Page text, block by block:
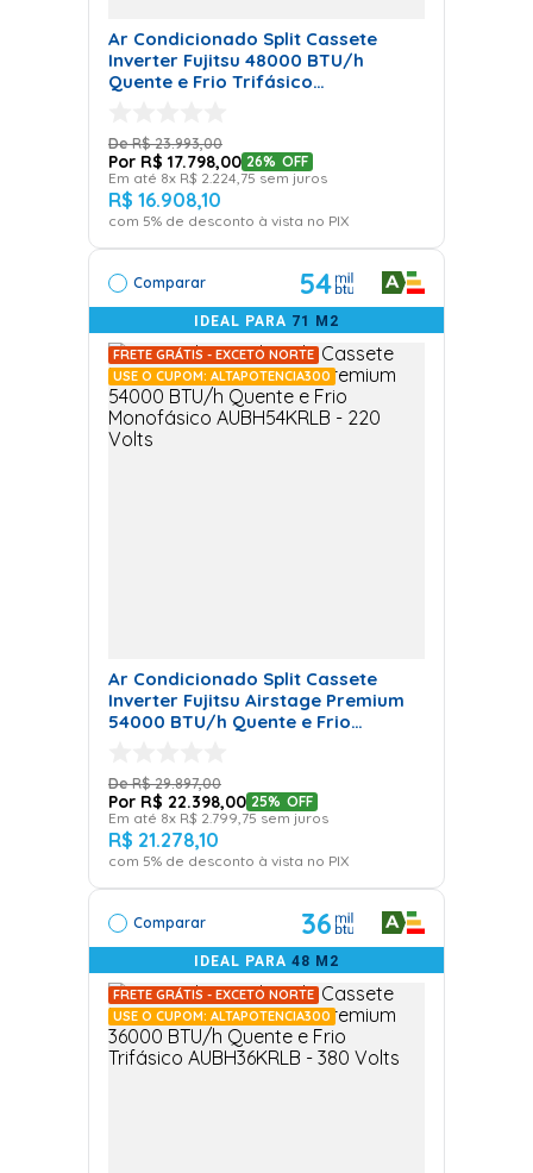
Ar Condicionado Split Cassete
Inverter Fujitsu 48000 BTU/h
Quente e Frio Trifásico
R$ 23.993,00
R$ 17.798,00 26% OFF
Em até 8x R$ 2.224,75 sem juros
R$ 16.908,10
com 5% de desconto à vista no PIX
Comparar 54
IDEAL PARA 71 M2
FRETE GRÁTIS - EXCETO NORTE
USE O CUPOM: ALTAPOTENCIA300
Ar Condicionado Split Cassete
Inverter Fujitsu Airstage Premium
54000 BTU/h Quente e Frio
R$ 29.897,00
R$ 22.398,00 25% OFF
Em até 8x R$ 2.799,75 sem juros
R$ 21.278,10
com 5% de desconto à vista no PIX
Comparar 36
IDEAL PARA 48 M2
FRETE GRÁTIS - EXCETO NORTE
USE O CUPOM: ALTAPOTENCIA300